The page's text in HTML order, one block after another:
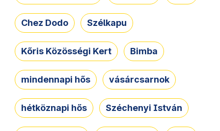
Chez Dodo Szélkapu
Kőris Közösségi Kert Bimba
mindennapi hős vásárcsarnok
hétköznapi hős Széchenyi István